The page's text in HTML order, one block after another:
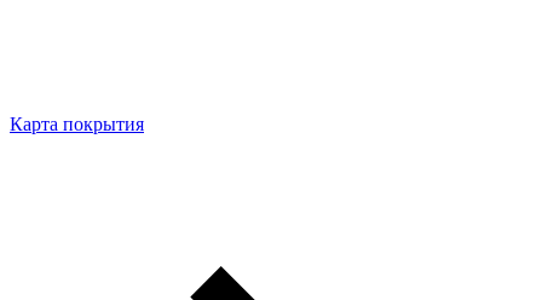
Карта покрытия